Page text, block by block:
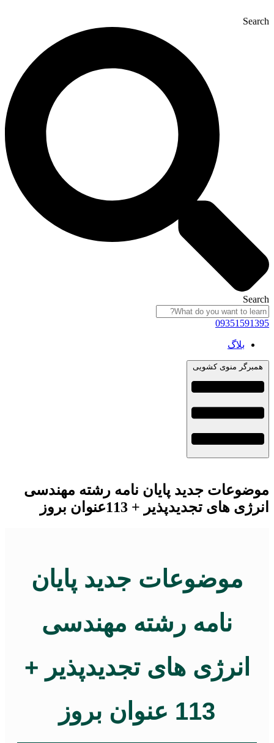
Search
Search
09351591395
بلاگ
همبرگر منوی کشویی
موضوعات جدید پایان نامه رشته مهندسی
انرژی های تجدیدپذیر + 113عنوان بروز
موضوعات جدید پایان
نامه رشته مهندسی
انرژی های تجدیدپذیر +
113 عنوان بروز